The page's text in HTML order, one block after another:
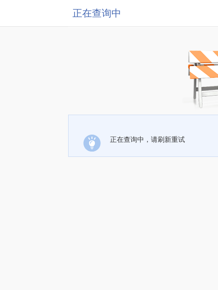
正在查询中
正在查询中，请刷新重试